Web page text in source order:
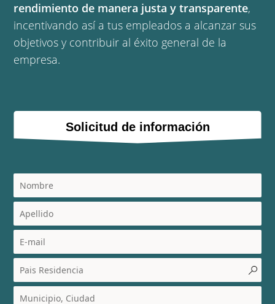
rendimiento de manera justa y transparente,
incentivando así a tus empleados a alcanzar sus
objetivos y contribuir al éxito general de la
empresa.
Solicitud de información